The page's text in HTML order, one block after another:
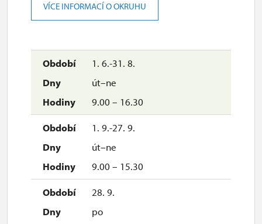
1. 6.-31. 8.
út–ne
9.00 – 16.30
1. 9.-27. 9.
út–ne
9.00 – 15.30
28. 9.
po
VÍCE INFORMACÍ O OKRUHU